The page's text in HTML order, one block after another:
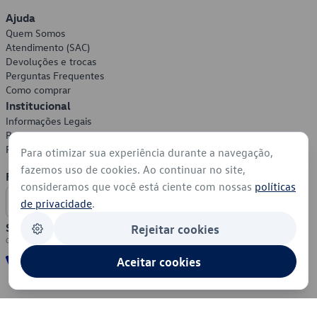
Ajuda
Quem Somos
Atendimento (SAC)
Devoluções e trocas
Perguntas Frequentes
Como comprar
Institucional
Informações Legais
Política de Privacidade
Política de Cookies
Formas de Pagamento
Segurança
Para otimizar sua experiência durante a navegação,
fazemos uso de cookies. Ao continuar no site,
consideramos que você está ciente com nossas políticas
de privacidade.
Rejeitar cookies
Aceitar cookies